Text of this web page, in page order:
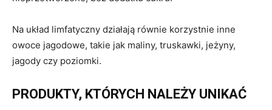
Na układ limfatyczny działają równie korzystnie inne
owoce jagodowe, takie jak maliny, truskawki, jeżyny,
jagody czy poziomki.
PRODUKTY, KTÓRYCH NALEŻY UNIKAĆ